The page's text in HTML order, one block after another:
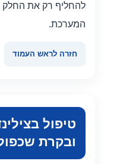
להחליף רק את
המערכת.
חזרה לראש העמוד
טיפול
ובקרת